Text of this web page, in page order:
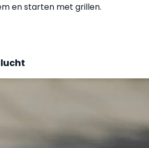
en starten met grillen.